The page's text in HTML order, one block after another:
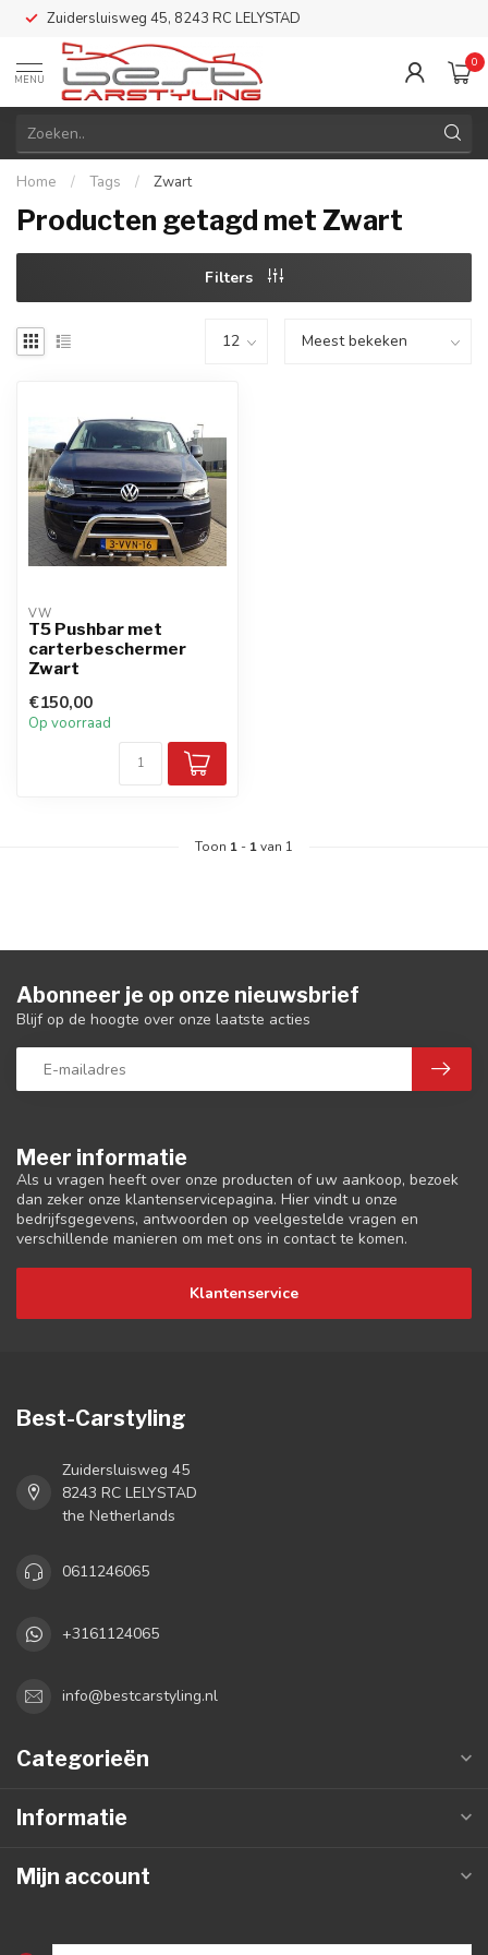
Zuidersluisweg 45, 8243 RC LELYSTAD
MENU
0
Home / Tags / Zwart
Producten getagd met Zwart
Filters
VW
T5 Pushbar met
carterbeschermer
Zwart
€150,00
Op voorraad
Toon 1 - 1van 1
Meer informatie
Als u vragen heeft over onze producten of uw aankoop, bezoek
dan zeker onze klantenservicepagina. Hier vindt u onze
bedrijfsgegevens, antwoorden op veelgestelde vragen en
verschillende manieren om met ons in contact te komen.
Klantenservice
Abonneer je op onze nieuwsbrief
Blijf op de hoogte over onze laatste acties
Best-Carstyling
Zuidersluisweg 45
8243 RC LELYSTAD
the Netherlands
0611246065
+3161124065
info@bestcarstyling.nl
Categorieën
Informatie
Mijn account